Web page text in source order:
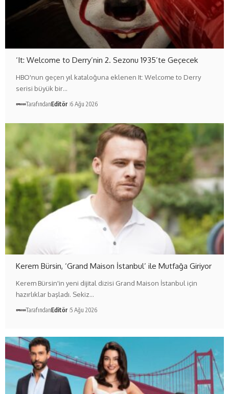
‘It: Welcome to Derry’nin 2. Sezonu 1935’te Geçecek
HBO'nun geçen yıl kataloğuna eklenen It: Welcome to Derry
serisi büyük bir…
TarafındanEditör 6 Ağu 2026
Kerem Bürsin, ‘Grand Maison İstanbul’ ile Mutfağa Giriyor
Kerem Bürsin'in yeni dijital dizisi Grand Maison İstanbul için
hazırlıklar başladı. Sekiz…
TarafındanEditör 5 Ağu 2026